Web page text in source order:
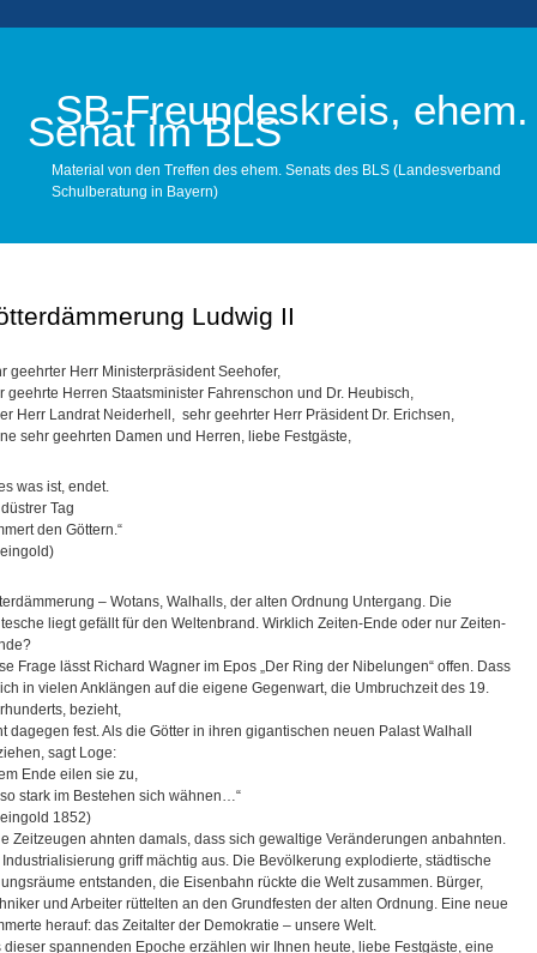
SB-Freundeskreis, ehem.
Senat im BLS
Material von den Treffen des ehem. Senats des BLS (Landesverband
Schulberatung in Bayern)
Main menu Ludwig II
geehrter Herr Ministerpräsident Seehofer,
geehrte Herren Staatsminister Fahrenschon und Dr. Heubisch,
Herr Landrat Neiderhell, sehr geehrter Herr Präsident Dr. Erichsen,
sehr geehrten Damen und Herren, liebe Festgäste,
was ist, endet.
Tag
den Göttern.“
– Wotans, Walhalls, der alten Ordnung Untergang. Die
liegt gefällt für den Weltenbrand. Wirklich Zeiten-Ende oder nur Zeiten-
Frage lässt Richard Wagner im Epos „Der Ring der Nibelungen“ offen. Dass
in vielen Anklängen auf die eigene Gegenwart, die Umbruchzeit des 19.
bezieht,
dagegen fest. Als die Götter in ihren gigantischen neuen Palast Walhall
sagt Loge:
Ende eilen sie zu,
stark im Bestehen sich wähnen…“
1852)
Zeitzeugen ahnten damals, dass sich gewaltige Veränderungen anbahnten.
griff mächtig aus. Die Bevölkerung explodierte, städtische
entstanden, die Eisenbahn rückte die Welt zusammen. Bürger,
und Arbeiter rüttelten an den Grundfesten der alten Ordnung. Eine neue
herauf: das Zeitalter der Demokratie – unsere Welt.
dieser spannenden Epoche erzählen wir Ihnen heute, liebe Festgäste, eine